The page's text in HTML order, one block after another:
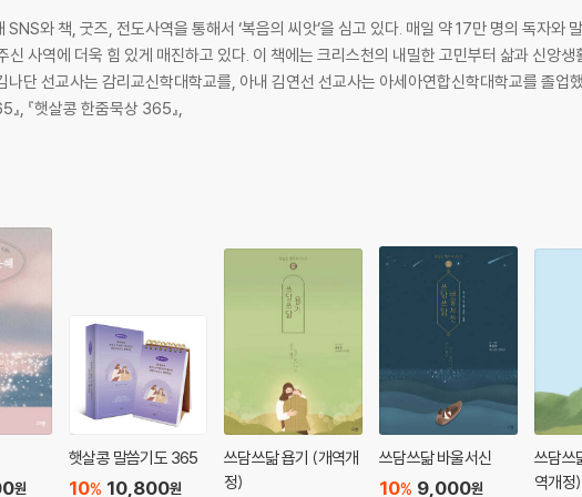
와 책, 굿즈, 전도사역을 통해서 ‘복음의 씨앗’을 심고 있다. 매일 약 17만 명의 독자와
사역에 더욱 힘 있게 매진하고 있다. 이 책에는 크리스천의 내밀한 고민부터 삶과 신앙생
단 선교사는 감리교신학대학교를, 아내 김연선 선교사는 아세아연합신학대학교를 졸업
』, 『햇살콩 한줌묵상 365』,
원
햇살콩 말씀기도 365
10,800원
10%
쓰담쓰닮 욥기 (개역개
정)
쓰담쓰닮 바울서신
9,000원
10%
쓰담쓰
역개정)